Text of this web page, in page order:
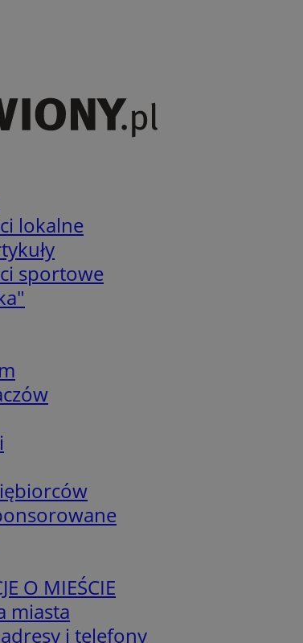
lokalne
sportowe
O MIEŚCIE
miasta
i telefony